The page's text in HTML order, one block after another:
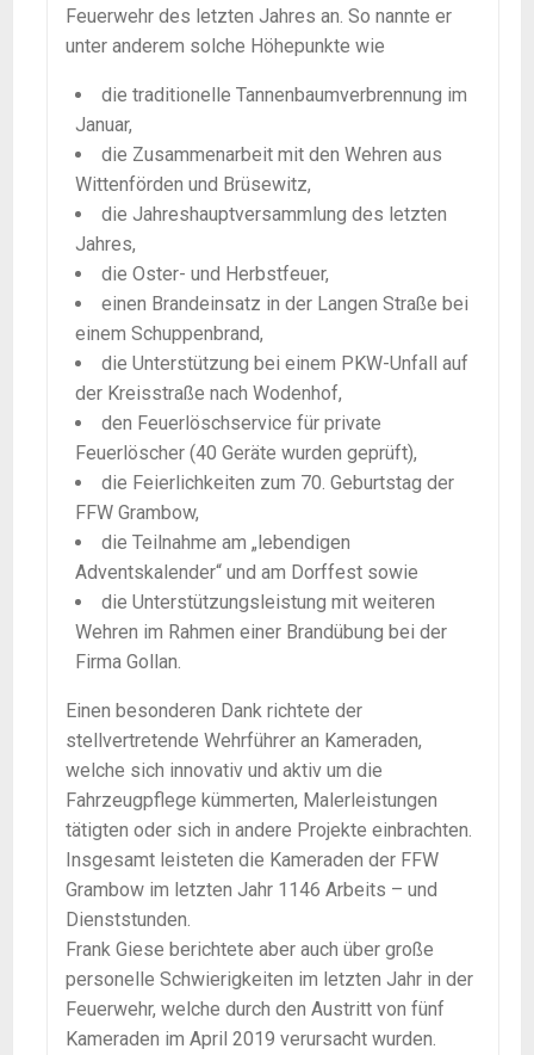
Feuerwehr des letzten Jahres an. So nannte er
unter anderem solche Höhepunkte wie
die traditionelle Tannenbaumverbrennung im
Januar,
die Zusammenarbeit mit den Wehren aus
Wittenförden und Brüsewitz,
die Jahreshauptversammlung des letzten
Jahres,
die Oster- und Herbstfeuer,
einen Brandeinsatz in der Langen Straße bei
einem Schuppenbrand,
die Unterstützung bei einem PKW-Unfall auf
der Kreisstraße nach Wodenhof,
den Feuerlöschservice für private
Feuerlöscher (40 Geräte wurden geprüft),
die Feierlichkeiten zum 70. Geburtstag der
FFW Grambow,
die Teilnahme am „lebendigen
Adventskalender“ und am Dorffest sowie
die Unterstützungsleistung mit weiteren
Wehren im Rahmen einer Brandübung bei der
Firma Gollan.
Einen besonderen Dank richtete der
stellvertretende Wehrführer an Kameraden,
welche sich innovativ und aktiv um die
Fahrzeugpflege kümmerten, Malerleistungen
tätigten oder sich in andere Projekte einbrachten.
Insgesamt leisteten die Kameraden der FFW
Grambow im letzten Jahr 1146 Arbeits – und
Dienststunden.
Frank Giese berichtete aber auch über große
personelle Schwierigkeiten im letzten Jahr in der
Feuerwehr, welche durch den Austritt von fünf
Kameraden im April 2019 verursacht wurden.